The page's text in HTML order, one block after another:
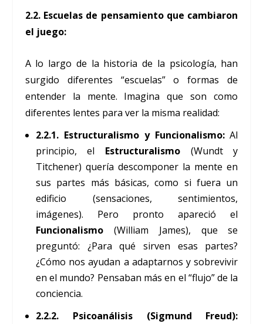
2.2. Escuelas de pensamiento que cambiaron
el juego:
A lo largo de la historia de la psicología, han
surgido diferentes “escuelas” o formas de
entender la mente. Imagina que son como
diferentes lentes para ver la misma realidad:
2.2.1. Estructuralismo y Funcionalismo:Al
principio, el Estructuralismo (Wundt y
Titchener) quería descomponer la mente en
sus partes más básicas, como si fuera un
edificio (sensaciones, sentimientos,
imágenes). Pero pronto apareció el
Funcionalismo(William James), que se
preguntó: ¿Para qué sirven esas partes?
¿Cómo nos ayudan a adaptarnos y sobrevivir
en el mundo? Pensaban más en el “flujo” de la
conciencia.
2.2.2. Psicoanálisis (Sigmund Freud):